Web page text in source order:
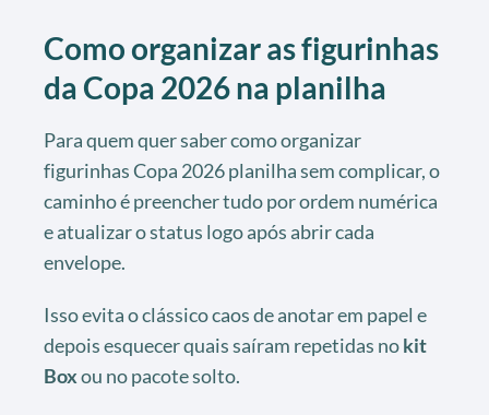
Como organizar as figurinhas
da Copa 2026 na planilha
Para quem quer saber como organizar
figurinhas Copa 2026 planilha sem complicar, o
caminho é preencher tudo por ordem numérica
e atualizar o status logo após abrir cada
envelope.
Isso evita o clássico caos de anotar em papel e
depois esquecer quais saíram repetidas nokit
Boxou no pacote solto.